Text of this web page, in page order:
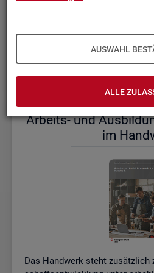
AUSWAHL
ALLE
einem etwas er­höh­ten Ni­veau.
lich im ak­tu­el­len
Ar­beits- und
im
Das Hand­werk steht